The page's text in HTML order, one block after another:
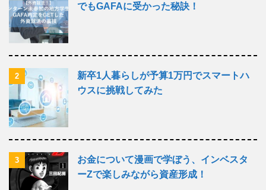
でもGAFAに受かった秘訣！
2
新卒1人暮らしが予算1万円でスマートハ
ウスに挑戦してみた
3
お金について漫画で学ぼう、インベスタ
ーZで楽しみながら資産形成！